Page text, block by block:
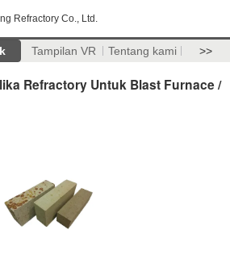
Refractory Co., Ltd.
Tampilan VR Tentang kami >>
Refractory Untuk Blast Furnace /